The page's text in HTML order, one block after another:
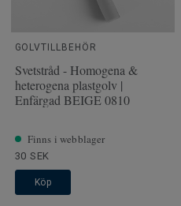
GOLVTILLBEHÖR
Svetstråd - Homogena &
heterogena plastgolv |
Enfärgad BEIGE 0810
Finns i webblager
30 SEK
Köp